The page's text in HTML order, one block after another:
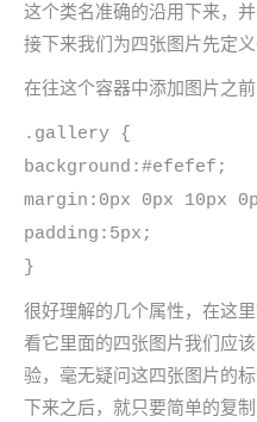
这个类名准确的沿用下来，
接下来我们为四张图片先定义
在往这个容器中添加图片之
.gallery {
background:#efefef;
margin:0px 0px 10px
padding:5px;
}
很好理解的几个属性，在这
看它里面的四张图片我们应
验，毫无疑问这四张图片的
下来之后，就只要简单的复